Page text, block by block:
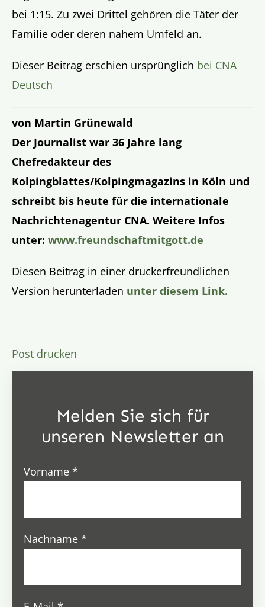
bei 1:15. Zu zwei Drittel gehören die Täter der
Familie oder deren nahem Umfeld an.
Dieser Beitrag erschien ursprünglich bei CNA
Deutsch
von Martin Grünewald
Der Journalist war 36 Jahre lang
Chefredakteur des
Kolpingblattes/Kolpingmagazins in Köln und
schreibt bis heute für die internationale
Nachrichtenagentur CNA. Weitere Infos
unter: www.freundschaftmitgott.de
Diesen Beitrag in einer druckerfreundlichen
Version herunterladen unter diesem Link.
Post drucken
Melden Sie sich für
unseren Newsletter an
Vorname*
Nachname*